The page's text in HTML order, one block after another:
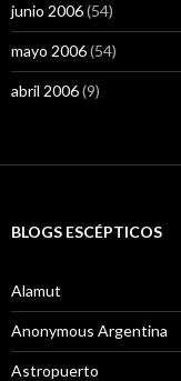
junio 2006(54)
mayo 2006(54)
abril 2006(9)
BLOGS ESCÉPTICOS
Alamut
Anonymous Argentina
Astropuerto